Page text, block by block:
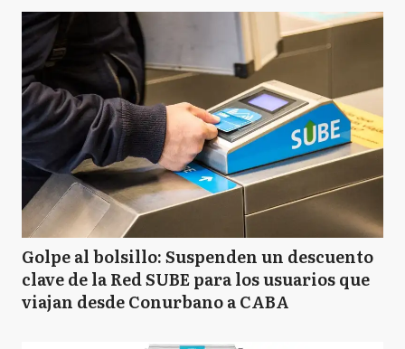
Golpe al bolsillo: Suspenden un descuento
clave de la Red SUBE para los usuarios que
viajan desde Conurbano a CABA